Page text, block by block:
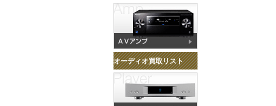
オーディオ買取リスト